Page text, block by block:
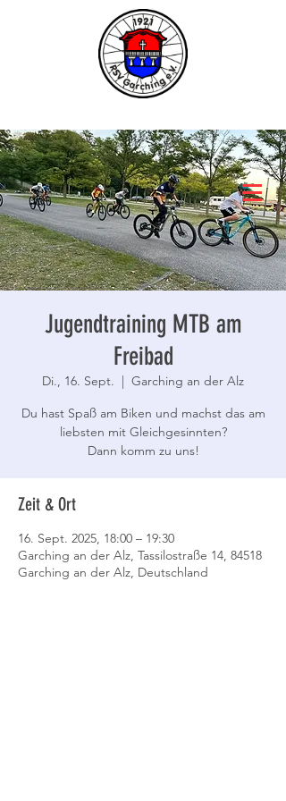
Jugendtraining MTB am
Freibad
Di., 16. Sept.
  |
Garching an der Alz
Du hast Spaß am Biken und machst das am
liebsten mit Gleichgesinnten?
Dann komm zu uns!
Zeit & Ort
16. Sept. 2025, 18:00 – 19:30
Garching an der Alz, Tassilostraße 14, 84518
Garching an der Alz, Deutschland